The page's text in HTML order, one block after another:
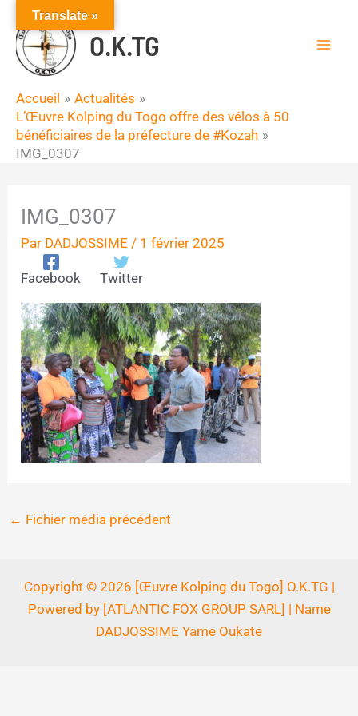
contenu
O.K.TG
Accueil
Actualités
L’Œuvre Kolping du Togo offre des vélos à 50
bénéficiaires de la préfecture de #Kozah
IMG_0307
IMG_0307
Par DADJOSSIME/ 1 février 2025
Facebook Twitter
← Fichier média précédent
Copyright © 2026 [Œuvre Kolping du Togo] O.K.TG |
Powered by [ATLANTIC FOX GROUP SARL] | Name
DADJOSSIME Yame Oukate
Translate »